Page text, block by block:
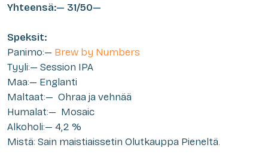
Yhteensä:— 31/50—
Speksit:
Panimo:— Brew by Numbers
Tyyli:— Session IPA
Maa:— Englanti
Maltaat:— Ohraa ja vehnää
Humalat:— Mosaic
Alkoholi:— 4,2 %
Mistä: Sain maistiaissetin Olutkauppa Pieneltä.